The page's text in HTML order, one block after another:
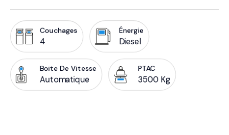
Couchages
4
Énergie
Diesel
Boite De Vitesse
Automatique
PTAC
3500 Kg